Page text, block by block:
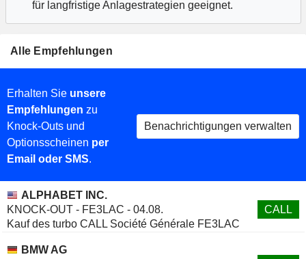
für langfristige Anlagestrategien geeignet.
Alle Empfehlungen
Erhalten Sie unsere
Empfehlungen zu
Knock-Outs und
Optionsscheinen per
Email oder SMS.
Benachrichtigungen verwalten
ALPHABET INC.
KNOCK-OUT - FE3LAC - 04.08.
Kauf des turbo CALL Société Générale FE3LAC
CALL
BMW AG